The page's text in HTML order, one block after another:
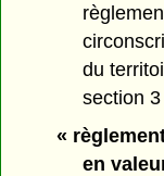
du
section
«
en